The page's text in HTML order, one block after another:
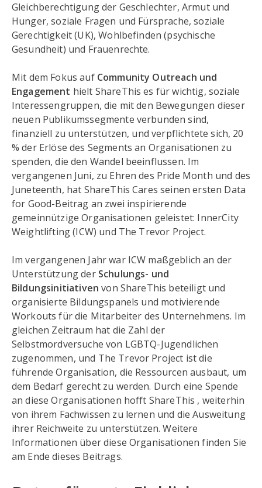
Gleichberechtigung der Geschlechter, Armut und
Hunger, soziale Fragen und Fürsprache, soziale
Gerechtigkeit (UK), Wohlbefinden (psychische
Gesundheit) und Frauenrechte.
Mit dem Fokus auf Community Outreach und
Engagement hielt ShareThis es für wichtig, soziale
Interessengruppen, die mit den Bewegungen dieser
neuen Publikumssegmente verbunden sind,
finanziell zu unterstützen, und verpflichtete sich, 20
% der Erlöse des Segments an Organisationen zu
spenden, die den Wandel beeinflussen. Im
vergangenen Juni, zu Ehren des Pride Month und des
Juneteenth, hat ShareThis Cares seinen ersten Data
for Good-Beitrag an zwei inspirierende
gemeinnützige Organisationen geleistet: InnerCity
Weightlifting (ICW) und The Trevor Project.
Im vergangenen Jahr war ICW maßgeblich an der
Unterstützung der Schulungs- und
Bildungsinitiativen von ShareThis beteiligt und
organisierte Bildungspanels und motivierende
Workouts für die Mitarbeiter des Unternehmens. Im
gleichen Zeitraum hat die Zahl der
Selbstmordversuche von LGBTQ-Jugendlichen
zugenommen, und The Trevor Project ist die
führende Organisation, die Ressourcen ausbaut, um
dem Bedarf gerecht zu werden. Durch eine Spende
an diese Organisationen hofft ShareThis , weiterhin
von ihrem Fachwissen zu lernen und die Ausweitung
ihrer Reichweite zu unterstützen. Weitere
Informationen über diese Organisationen finden Sie
am Ende dieses Beitrags.